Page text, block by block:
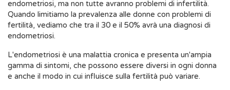
endometriosi, ma non tutte avranno problemi di infertilità.
Quando limitiamo la prevalenza alle donne con problemi di
fertilità, vediamo che tra il 30 e il 50% avrà una diagnosi di
endometriosi.
L'endometriosi è una malattia cronica e presenta un'ampia
gamma di sintomi, che possono essere diversi in ogni donna
e anche il modo in cui influisce sulla fertilità può variare.